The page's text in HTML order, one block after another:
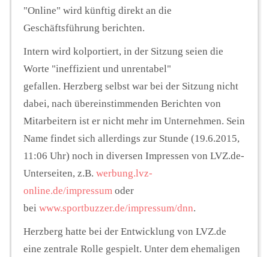
Unterstützen
"Online" wird künftig direkt an die
Geschäftsführung berichten.
Intern wird kolportiert, in der Sitzung seien die
Worte "ineffizient und unrentabel"
gefallen. Herzberg selbst war bei der Sitzung nicht
dabei, nach übereinstimmenden Berichten von
Mitarbeitern ist er nicht mehr im Unternehmen. Sein
Name findet sich allerdings zur Stunde (19.6.2015,
11:06 Uhr) noch in diversen Impressen von LVZ.de-
Unterseiten, z.B. werbung.lvz-
online.de/impressum oder
bei www.sportbuzzer.de/impressum/dnn.
Herzberg hatte bei der Entwicklung von LVZ.de
eine zentrale Rolle gespielt. Unter dem ehemaligen